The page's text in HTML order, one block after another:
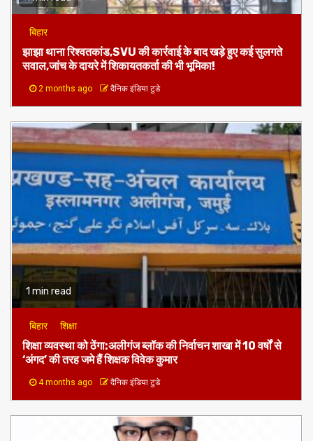
बिहार
झाझा थाना रिश्वतकांड,SVU की कार्रवाई के बाद खड़े हुए कई सुलगते
सवाल,जांच के दायरे में शिकायतकर्ता की भी भूमिका!
2 months ago दैनिक इंडिया टुडे
1 min read
बिहार शिक्षा
शिक्षा व्यवस्था को ठेंगा:अलीगंज ब्लॉक की निर्वाचन शाखा में 10 वर्षों से
‘अंगद’ की तरह जमे हैं शिक्षक विवेक कुमार
4 months ago दैनिक इंडिया टुडे